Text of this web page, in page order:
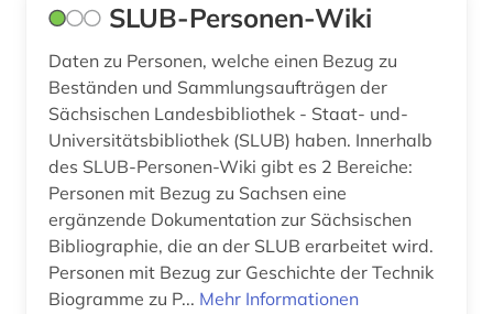
SLUB-Personen-Wiki
Daten zu Personen, welche einen Bezug zu
Beständen und Sammlungsaufträgen der
Sächsischen Landesbibliothek - Staat- und-
Universitätsbibliothek (SLUB) haben. Innerhalb
des SLUB-Personen-Wiki gibt es 2 Bereiche:
Personen mit Bezug zu Sachsen eine
ergänzende Dokumentation zur Sächsischen
Bibliographie, die an der SLUB erarbeitet wird.
Personen mit Bezug zur Geschichte der Technik
Biogramme zu P... Mehr Informationen